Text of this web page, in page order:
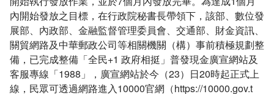
內開始發放之目標，在行政院秘書長帶領下，該部、數位發
展部、內政部、金融監督管理委員會、交通部、財金資訊、
關貿網路及中華郵政公司等相關機關（構）事前積極規劃整
備，已完成整備「全民+1 政府相挺」普發現金廣宣網站及
客服專線「1988」，廣宣網站於今（23）日20時起正式上
線，民眾可透過網路進入10000官網（https://10000.gov.t